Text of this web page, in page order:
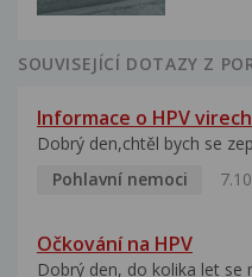
SOUVISEJÍCÍ DOTAZY Z
Informace o HPV virech
Dobrý den,chtěl bych se
Pohlavní nemoci
Očkování na HPV
Dobrý den, do kolika let se